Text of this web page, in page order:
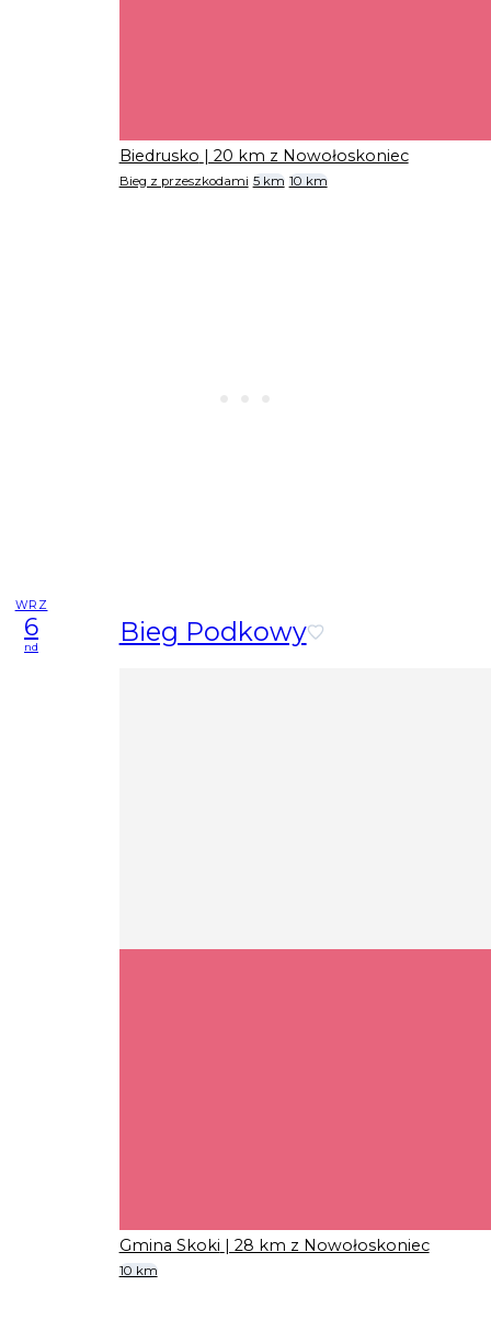
Biedrusko | 20 km z Nowołoskoniec
Bieg z przeszkodami 5 km 10 km
WRZ
6
nd Bieg Podkowy
Gmina Skoki | 28 km z Nowołoskoniec
10 km